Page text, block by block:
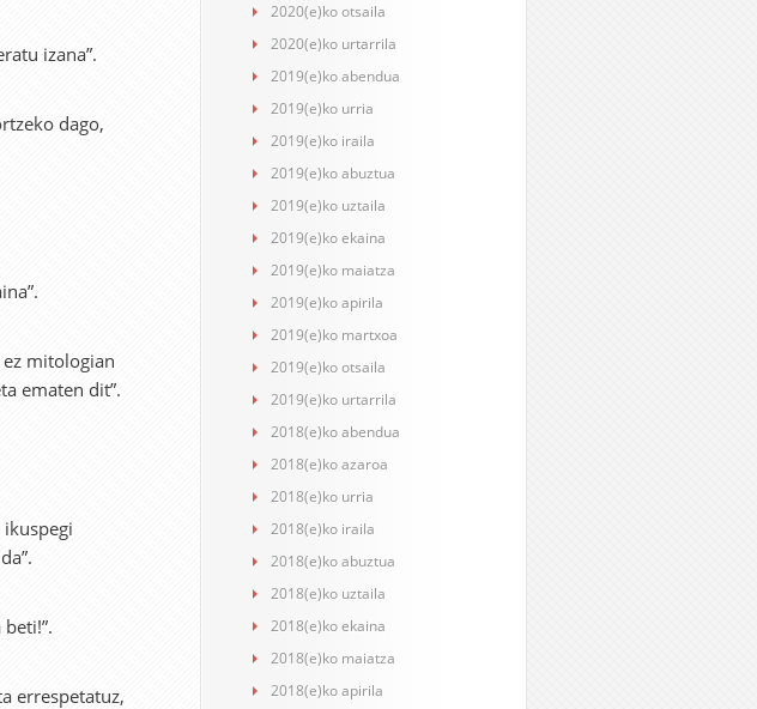
izana”.
dago,
mitologian
ematen dit”.
errespetatuz,
2020(e)ko otsaila
2020(e)ko urtarrila
2019(e)ko abendua
2019(e)ko urria
2019(e)ko iraila
2019(e)ko abuztua
2019(e)ko uztaila
2019(e)ko ekaina
2019(e)ko maiatza
2019(e)ko apirila
2019(e)ko martxoa
2019(e)ko otsaila
2019(e)ko urtarrila
2018(e)ko abendua
2018(e)ko azaroa
2018(e)ko urria
2018(e)ko iraila
2018(e)ko abuztua
2018(e)ko uztaila
2018(e)ko ekaina
2018(e)ko maiatza
2018(e)ko apirila